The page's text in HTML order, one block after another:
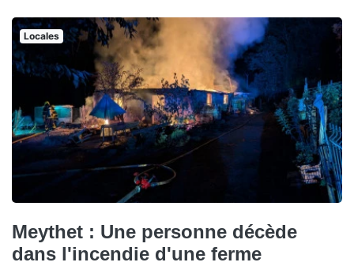
Locales
Meythet : Une personne décède
dans l'incendie d'une ferme